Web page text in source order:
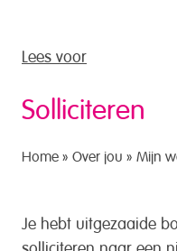
Lees voor
Solliciteren
Home » Over jou » Mijn
Je hebt uitgezaaide
solliciteren naar een